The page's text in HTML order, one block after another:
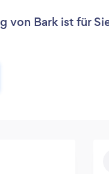
von Bark ist für